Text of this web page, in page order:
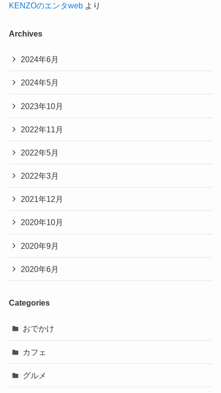
KENZOのエンタwebより
Archives
2024年6月
2024年5月
2023年10月
2022年11月
2022年5月
2022年3月
2021年12月
2020年10月
2020年9月
2020年6月
Categories
おでかけ
カフェ
グルメ